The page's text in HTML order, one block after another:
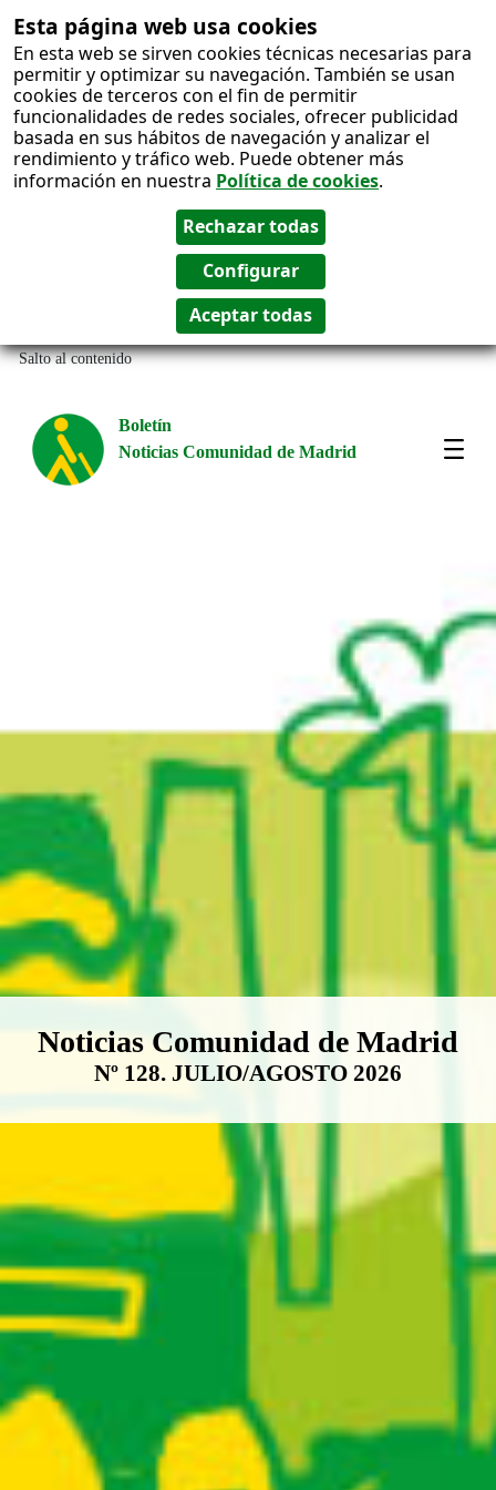
Esta página web usa cookies
En esta web se sirven cookies técnicas necesarias para
permitir y optimizar su navegación. También se usan
cookies de terceros con el fin de permitir
funcionalidades de redes sociales, ofrecer publicidad
basada en sus hábitos de navegación y analizar el
rendimiento y tráfico web. Puede obtener más
información en nuestra Política de cookies.
Salto al contenido
Boletín
Noticias Comunidad de Madrid
Boletín Noticias Comunidad de
Noticias Comunidad de Madrid
Nº 128. JULIO/AGOSTO 2026